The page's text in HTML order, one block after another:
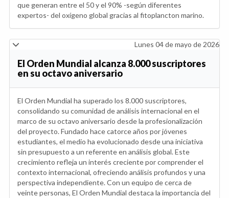
que generan entre el 50 y el 90% -según diferentes
expertos- del oxígeno global gracias al fitoplancton marino.
Lunes 04 de mayo de 2026
El Orden Mundial alcanza 8.000 suscriptores
en su octavo aniversario
El Orden Mundial ha superado los 8.000 suscriptores,
consolidando su comunidad de análisis internacional en el
marco de su octavo aniversario desde la profesionalización
del proyecto. Fundado hace catorce años por jóvenes
estudiantes, el medio ha evolucionado desde una iniciativa
sin presupuesto a un referente en análisis global. Este
crecimiento refleja un interés creciente por comprender el
contexto internacional, ofreciendo análisis profundos y una
perspectiva independiente. Con un equipo de cerca de
veinte personas, El Orden Mundial destaca la importancia del